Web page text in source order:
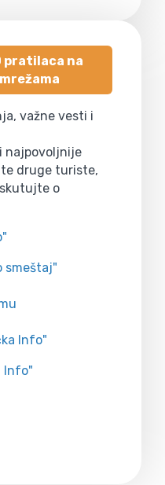
pratilaca na
važne vesti i
najpovoljnije
druge turiste,
o
smeštaj"
Info"
Info"